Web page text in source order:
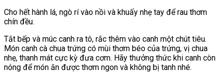
Cho hết hành lá, ngò rí vào nồi và khuấy nhẹ tay để rau thơm
chín đều.
Tắt bếp và múc canh ra tô, rắc thêm vào canh một chút tiêu.
Món canh cà chua trứng có mùi thơm béo của trứng, vị chua
nhẹ, thanh mát cực kỳ đưa cơm. Hãy thưởng thức khi canh còn
nóng để món ăn được thơm ngon và không bị tanh nhé.